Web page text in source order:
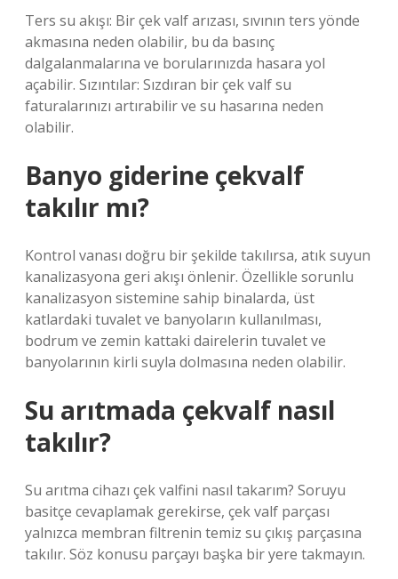
Ters su akışı: Bir çek valf arızası, sıvının ters yönde
akmasına neden olabilir, bu da basınç
dalgalanmalarına ve borularınızda hasara yol
açabilir. Sızıntılar: Sızdıran bir çek valf su
faturalarınızı artırabilir ve su hasarına neden
olabilir.
Banyo giderine çekvalf
takılır mı?
Kontrol vanası doğru bir şekilde takılırsa, atık suyun
kanalizasyona geri akışı önlenir. Özellikle sorunlu
kanalizasyon sistemine sahip binalarda, üst
katlardaki tuvalet ve banyoların kullanılması,
bodrum ve zemin kattaki dairelerin tuvalet ve
banyolarının kirli suyla dolmasına neden olabilir.
Su arıtmada çekvalf nasıl
takılır?
Su arıtma cihazı çek valfini nasıl takarım? Soruyu
basitçe cevaplamak gerekirse, çek valf parçası
yalnızca membran filtrenin temiz su çıkış parçasına
takılır. Söz konusu parçayı başka bir yere takmayın.